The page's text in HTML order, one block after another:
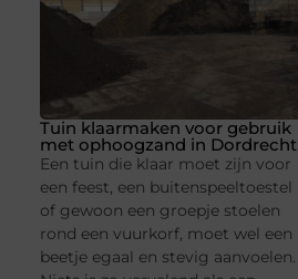
Tuin klaarmaken voor gebruik
met ophoogzand in Dordrecht
Een tuin die klaar moet zijn voor
een feest, een buitenspeeltoestel
of gewoon een groepje stoelen
rond een vuurkorf, moet wel een
beetje egaal en stevig aanvoelen.